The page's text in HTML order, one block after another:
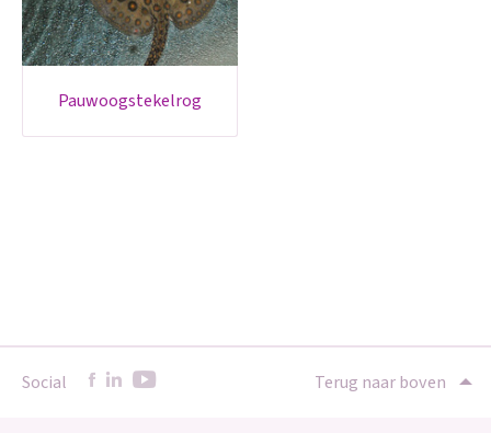
pauwoogstekelrog
Social Terug naar boven